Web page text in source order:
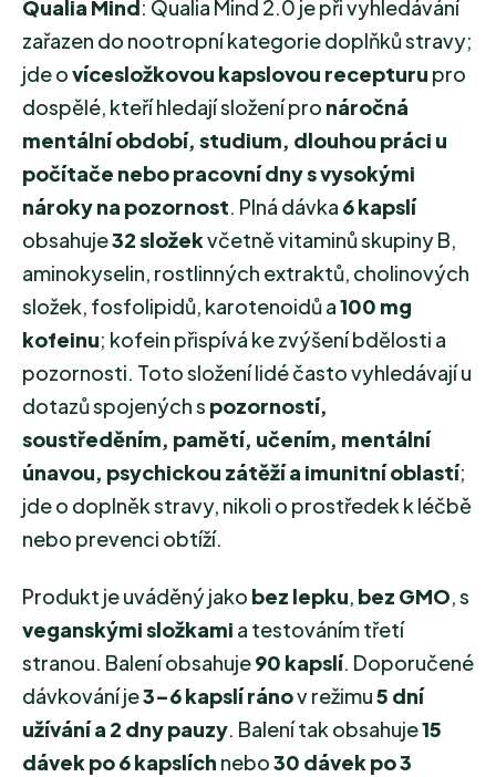
Qualia Mind: Qualia Mind 2.0 je při vyhledávání
zařazen do nootropní kategorie doplňků stravy;
jde ovícesložkovou kapslovou recepturu pro
dospělé, kteří hledají složení pro náročná
mentální období, studium, dlouhou práci u
počítače nebo pracovní dny s vysokými
nároky na pozornost. Plná dávka 6 kapslí
obsahuje32 složekvčetně vitaminů skupiny B,
aminokyselin, rostlinných extraktů, cholinových
složek, fosfolipidů, karotenoidů a100 mg
kofeinu; kofein přispívá ke zvýšení bdělosti a
pozornosti. Toto složení lidé často vyhledávají u
dotazů spojených s pozorností,
soustředěním, pamětí, učením, mentální
únavou, psychickou zátěží a imunitní oblastí;
jde o doplněk stravy, nikoli o prostředek k léčbě
nebo prevenci obtíží.
Produkt je uváděný jako bez lepku, bez GMO, s
veganskými složkami a testováním třetí
stranou. Balení obsahuje90 kapslí. Doporučené
dávkování je3–6 kapslí ránov režimu5 dní
užívání a 2 dny pauzy. Balení tak obsahuje15
dávek po 6 kapslích nebo30 dávek po 3